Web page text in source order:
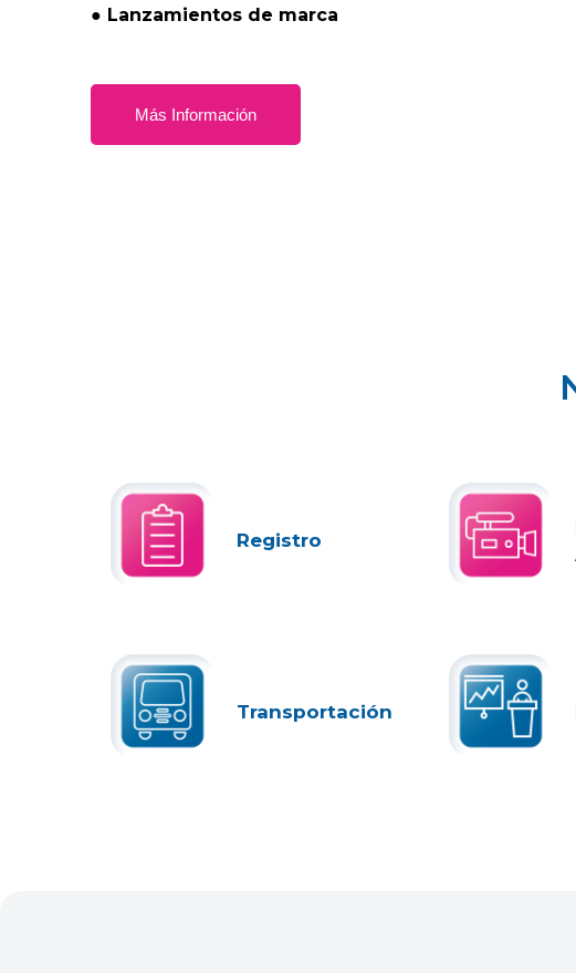
● Lanzamientos de marca
Más Información
Registro
Transportación